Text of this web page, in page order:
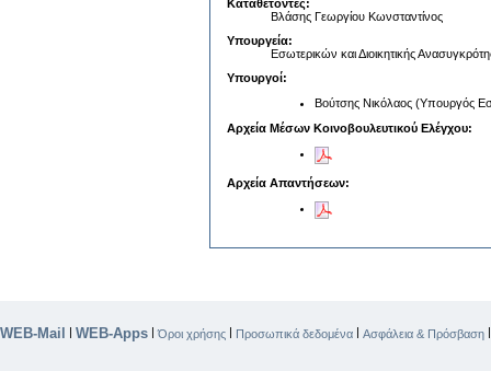
Καταθέτοντες:
Βλάσης Γεωργίου Κωνσταντίνος
Υπουργεία:
Εσωτερικών και Διοικητικής
Υπουργοί:
Βούτσης Νικόλαος (Υπουργός
Αρχεία Μέσων Κοινοβουλευτικού Ελέγχου:
Αρχεία Απαντήσεων:
WEB-Mail WEB-Apps |Όροι χρήσης Προσωπικά δεδομένα Ασφάλεια & Πρόσβαση